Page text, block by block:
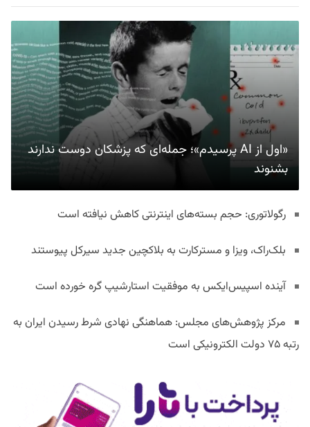
«اول از AI پرسیدم»؛ جمله‌ای که پزشکان دوست ندارند
بشنوند
رگولاتوری: حجم بسته‌های اینترنتی کاهش نیافته است
بلک‌راک، ویزا و مسترکارت به بلاکچین جدید سیرکل پیوستند
آینده اسپیس‌ایکس به موفقیت استارشیپ گره خورده است
مرکز پژوهش‌های مجلس: هماهنگی نهادی شرط رسیدن ایران به
رتبه ۷۵ دولت الکترونیکی است